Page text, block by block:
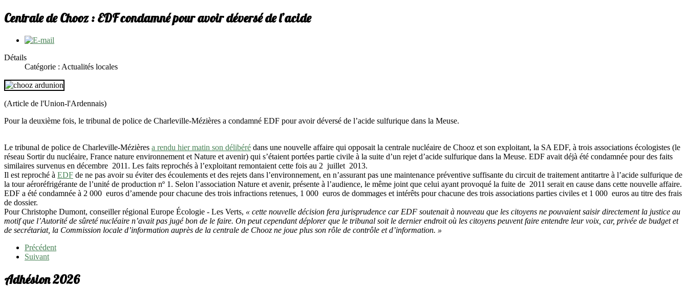
Centrale de Chooz : EDF condamné pour avoir déversé de l’acide
Détails
Catégorie : Actualités locales
(Article de l'Union-l'Ardennais)
Pour la deuxième fois, le tribunal de police de Charleville-Mézières a condamné EDF pour avoir déversé de l’acide sulfurique dans la Meuse.
Le tribunal de police de Charleville-Mézières a rendu hier matin son délibéré dans une nouvelle affaire qui opposait la centrale nucléaire de Chooz et son exploitant, la SA EDF, à trois associations écologistes (le
réseau Sortir du nucléaire, France nature environnement et Nature et avenir) qui s’étaient portées partie civile à la suite d’un rejet d’acide sulfurique dans la Meuse. EDF avait déjà été condamnée pour des faits
similaires survenus en décembre 2011. Les faits reprochés à l’exploitant remontaient cette fois au 2 juillet 2013.
Il est reproché à EDF de ne pas avoir su éviter des écoulements et des rejets dans l’environnement, en n’assurant pas une maintenance préventive suffisante du circuit de traitement antitartre à l’acide sulfurique de
la tour aéroréfrigérante de l’unité de production nº 1. Selon l’association Nature et avenir, présente à l’audience, le même joint que celui ayant provoqué la fuite de 2011 serait en cause dans cette nouvelle affaire.
EDF a été condamnée à 2 000 euros d’amende pour chacune des trois infractions retenues, 1 000 euros de dommages et intérêts pour chacune des trois associations parties civiles et 1 000 euros au titre des frais
de dossier.
Pour Christophe Dumont, conseiller régional Europe Écologie - Les Verts, « cette nouvelle décision fera jurisprudence car EDF soutenait à nouveau que les citoyens ne pouvaient saisir directement la justice au
motif que l’Autorité de sûreté nucléaire n’avait pas jugé bon de le faire. On peut cependant déplorer que le tribunal soit le dernier endroit où les citoyens peuvent faire entendre leur voix, car, privée de budget et
de secrétariat, la Commission locale d’information auprès de la centrale de Chooz ne joue plus son rôle de contrôle et d’information. »
Précédent
Suivant
Adhésion 2026